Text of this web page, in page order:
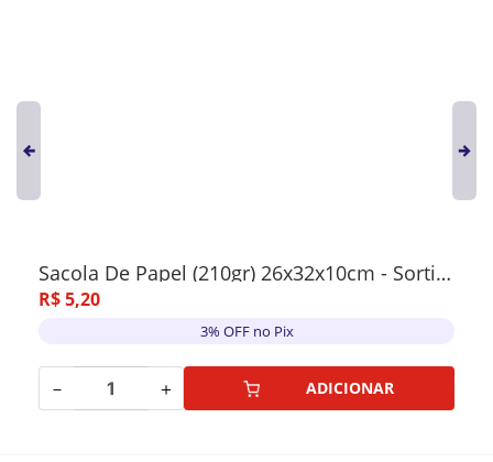
Sacola De Papel (210gr) 26x32x10cm - Sortido
R$ 5,20
3% OFF no Pix
－ ＋ ADICIONAR